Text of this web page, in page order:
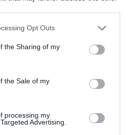
Opt Outs
the Sharing of my
the Sale of my
processing my
Advertising.
i